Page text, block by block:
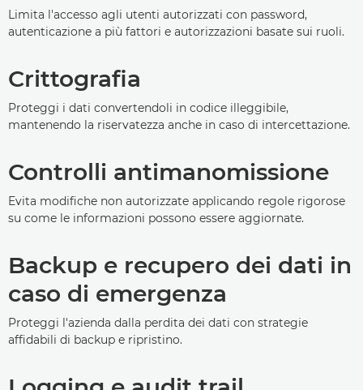
Limita l'accesso agli utenti autorizzati con password,
autenticazione a più fattori e autorizzazioni basate sui ruoli.
Crittografia
Proteggi i dati convertendoli in codice illeggibile,
mantenendo la riservatezza anche in caso di intercettazione.
Controlli antimanomissione
Evita modifiche non autorizzate applicando regole rigorose
su come le informazioni possono essere aggiornate.
Backup e recupero dei dati in
caso di emergenza
Proteggi l'azienda dalla perdita dei dati con strategie
affidabili di backup e ripristino.